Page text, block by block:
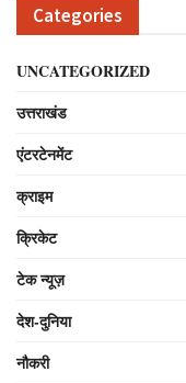
Categories
UNCATEGORIZED
उत्तराखंड
एंटरटेनमेंट
क्राइम
क्रिकेट
टेक न्यूज़
देश-दुनिया
नौकरी